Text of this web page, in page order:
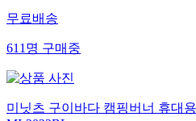
무료배송
611명구매중
미닛츠 구이바다 캠핑버너 휴대